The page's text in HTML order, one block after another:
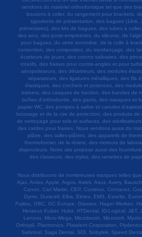
vendons du matériel orthodontique tel que des
boutons à coller, du rangement pour brackets,
typodonts de présentation, des bagues (1ère,
prémolaires), des kits de bagues, des tubes à
des arcs, des porte-empreintes, du silicone, de
pour bagues, du verre ionomère, de la colle à
contention, des composites, du mordançage, des
écarteurs de joues, des cotons salivaires, des
rotatifs, des fraises pour contre-angles et pour
aéropolisseurs, des détartreurs, des modules
séparateurs, des ligatures métalliques, des fils
élastiques, des crochets et potences, des
trainers, des casques de traction, des bandes de
boîtes d'orthodontie, des gants, des masques et
papier WC, des pompes à salive et canules
brossage et de la cire de protection, des produits
de nettoyage pour sols et surfaces, des
des cardes pour fraises. Nous vendons aussi du
plâtre, des tailles-plâtres, des appareils de
thermoformer, de la résine, des moteurs de
disjoncteurs. Notre site propose aussi des
des classeurs, des stylos, des ramettes de
Nous distribuons de nombreuses marques telles que
Ajax, Anios, Apple, Argos, Astek, Asus, Avery,
Canon, Carl Martin, CEP, Cominox, Contacez,
Dymo, Duracell, Elba, Elmex, EMS, Esselte,
Fujitsu, GBC, GC Europe, Glassex, Hager Werken,
Heraeus Kulzer, Hubit, HTDental, ID-Logical, J&T,
Lenovo, Micro-Mega, Microbrush, Microsoft,
Orthopli, Plantronics, Plasdent Corporation,
Safetool, Saga Dental, SDI, Sobytek, Speed